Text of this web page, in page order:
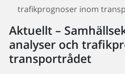
trafikprognoser inom
Aktuellt –
analyser och
transportrådet